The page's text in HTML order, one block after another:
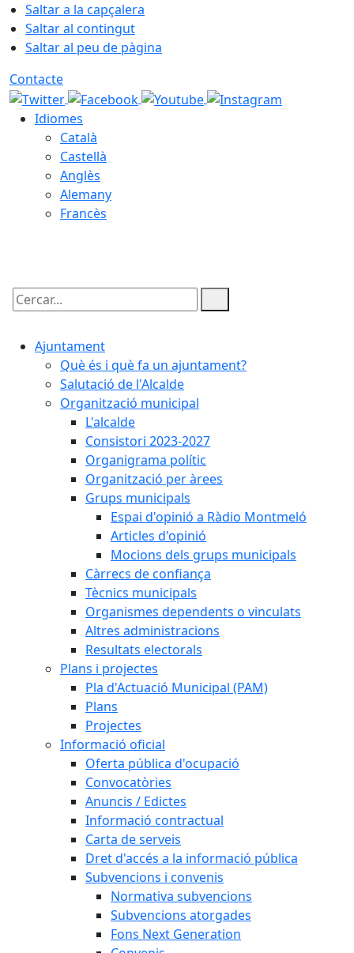
Saltar a la capçalera
Saltar al contingut
Saltar al peu de pàgina
Contacte
Idiomes
Català
Castellà
Anglès
Alemany
Francès
Cercar:
Ajuntament
Què és i què fa un ajuntament?
Salutació de l'Alcalde
Organització municipal
L'alcalde
Consistori 2023-2027
Organigrama polític
Organització per àrees
Grups municipals
Espai d'opinió a Ràdio Montmeló
Articles d'opinió
Mocions dels grups municipals
Càrrecs de confiança
Tècnics municipals
Organismes dependents o vinculats
Altres administracions
Resultats electorals
Plans i projectes
Pla d'Actuació Municipal (PAM)
Plans
Projectes
Informació oficial
Oferta pública d'ocupació
Convocatòries
Anuncis / Edictes
Informació contractual
Carta de serveis
Dret d'accés a la informació pública
Subvencions i convenis
Normativa subvencions
Subvencions atorgades
Fons Next Generation